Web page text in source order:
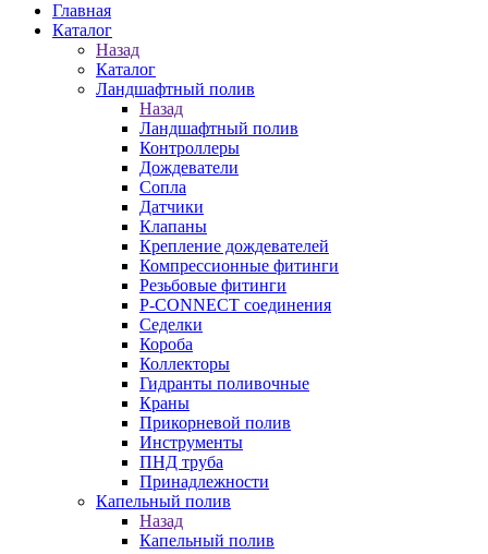
Главная
Каталог
Назад
Каталог
Ландшафтный полив
Назад
Ландшафтный полив
Контроллеры
Дождеватели
Сопла
Датчики
Клапаны
Крепление дождевателей
Компрессионные фитинги
Резьбовые фитинги
P-CONNECT соединения
Седелки
Короба
Коллекторы
Гидранты поливочные
Краны
Прикорневой полив
Инструменты
ПНД труба
Принадлежности
Капельный полив
Назад
Капельный полив